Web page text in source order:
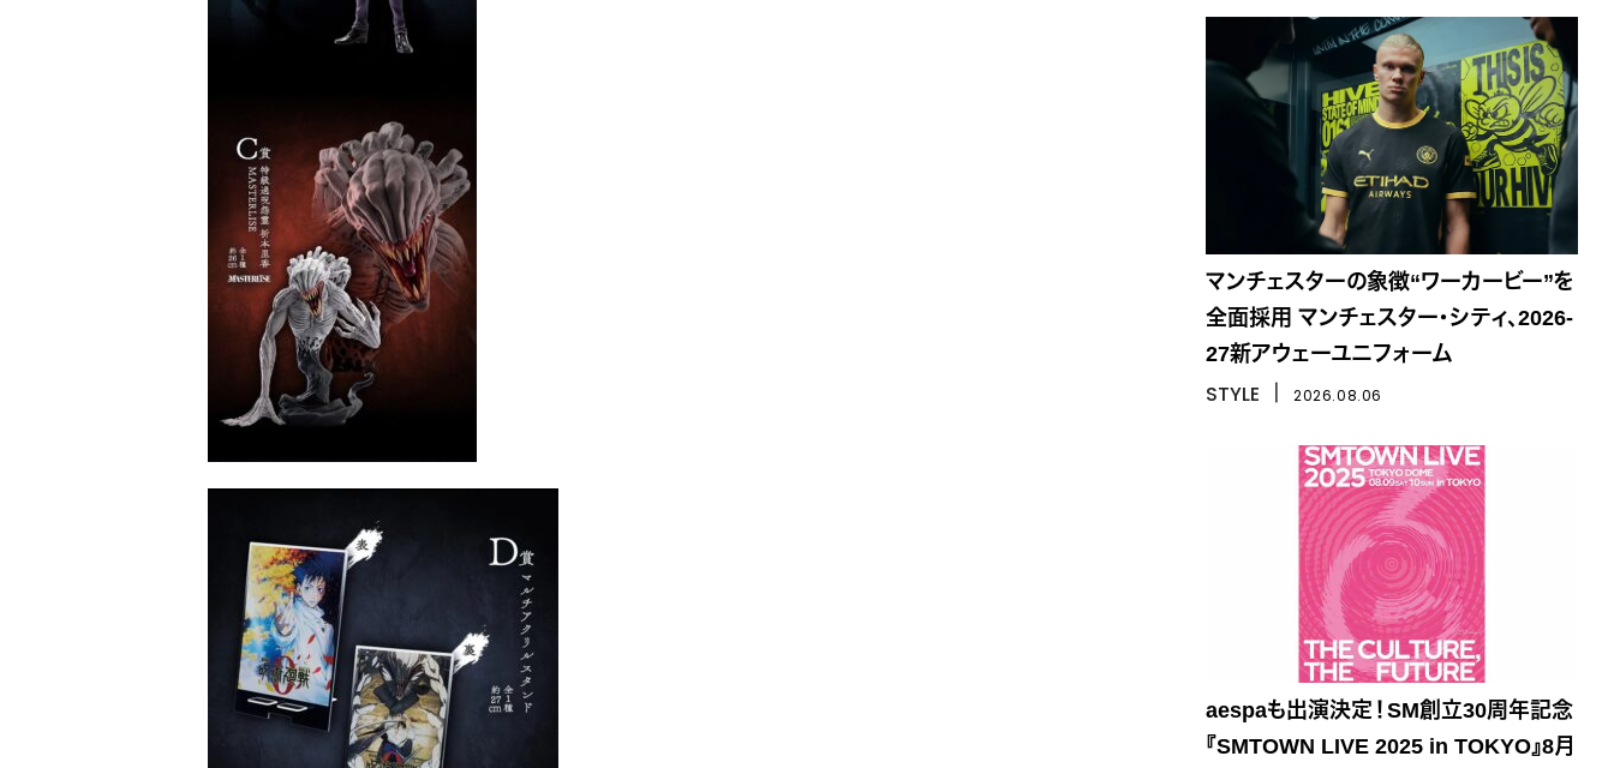
マンチェスターの象徴“ワーカービー”を
全面採用 マンチェスター・シティ、2026-
27新アウェーユニフォーム
STYLE 2026.08.06
aespaも出演決定！SM創立30周年記念
『SMTOWN LIVE 2025 in TOKYO』8月